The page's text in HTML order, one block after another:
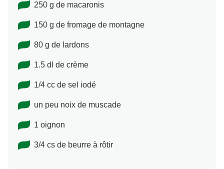
250 g de macaronis
150 g de fromage de montagne
80 g de lardons
1.5 dl de crème
1/4 cc de sel iodé
un peu noix de muscade
1 oignon
3/4 cs de beurre à rôtir